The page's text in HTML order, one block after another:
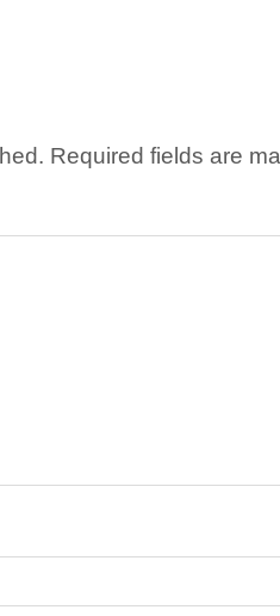
Required fields are